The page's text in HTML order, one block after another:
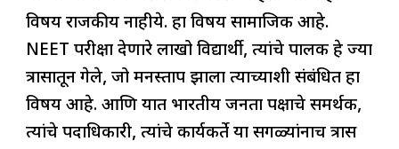
विषय राजकीय नाहीये. हा विषय सामाजिक आहे.
NEET परीक्षा देणारे लाखो विद्यार्थी, त्यांचे पालक हे ज्या
त्रासातून गेले, जो मनस्ताप झाला त्याच्याशी संबंधित हा
विषय आहे. आणि यात भारतीय जनता पक्षाचे समर्थक,
त्यांचे पदाधिकारी, त्यांचे कार्यकर्ते या सगळ्यांनाच त्रास